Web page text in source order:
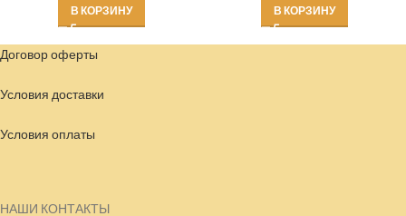
В КОРЗИНУ В КОРЗИНУ
Договор оферты
Условия доставки
Условия оплаты
НАШИ КОНТАКТЫ